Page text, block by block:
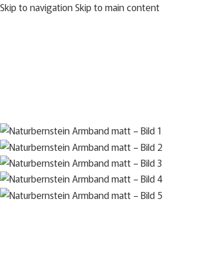
Skip to navigationSkip to main content